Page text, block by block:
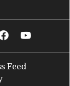
Feed